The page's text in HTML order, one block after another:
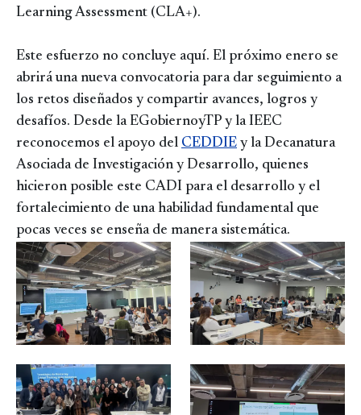
Learning Assessment (CLA+).
Este esfuerzo no concluye aquí. El próximo enero se
abrirá una nueva convocatoria para dar seguimiento a
los retos diseñados y compartir avances, logros y
desafíos. Desde la EGobiernoyTP y la IEEC
reconocemos el apoyo del CEDDIE y la Decanatura
Asociada de Investigación y Desarrollo, quienes
hicieron posible este CADI para el desarrollo y el
fortalecimiento de una habilidad fundamental que
pocas veces se enseña de manera sistemática.
Image Image
Image Image